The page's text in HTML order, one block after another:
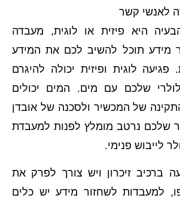
לאנשי קשר
היא פיזית או לוגית, מעבדה
מידע תוכל להשיב לכם את המידע
פגיעה לוגית ופיזית יכולה להיגרם
שלכם עם מים. המים יכולים
של המכשיר ולסכנה של אובדן
שלכם נרטב מומלץ לפנות למעבדת
לייבוש פנימי.
ברכיב זיכרון ויש צורך לפרק את
למעבדות לשחזור מידע יש כלים